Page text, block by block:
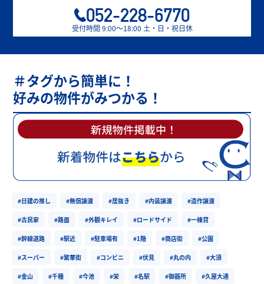
052-228-6770
受付時間 9:00〜18:00 土・日・祝日休
＃タグから簡単に！
好みの物件がみつかる！
#日建の推し #無償譲渡 #居抜き #内装譲渡 #造作譲渡
#古民家 #路面 #外観キレイ #ロードサイド #一棟貸
#幹線道路 #駅近 #駐車場有 #1階 #商店街 #公園
#スーパー #繁華街 #コンビニ #伏見 #丸の内 #大須
#金山 #千種 #今池 #栄 #名駅 #御器所 #久屋大通